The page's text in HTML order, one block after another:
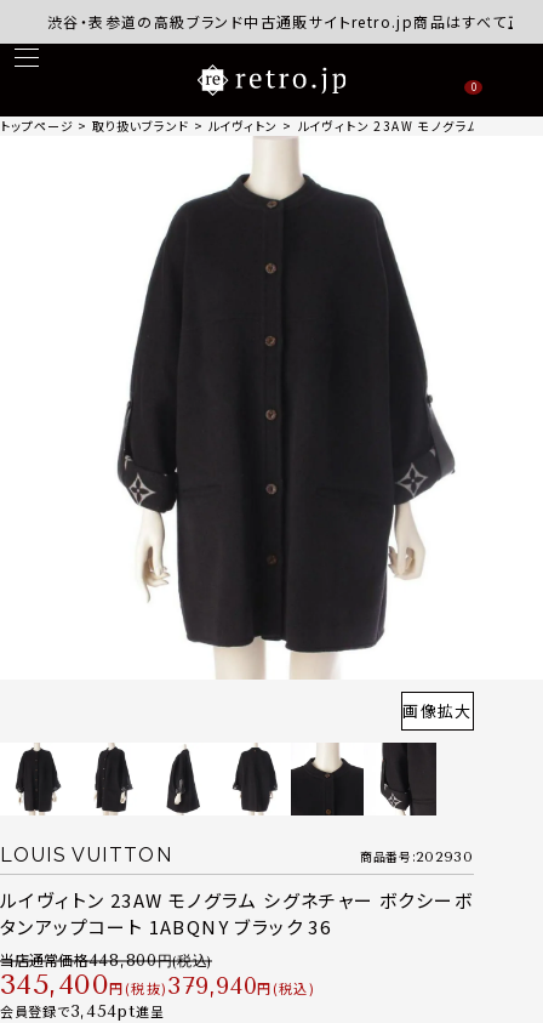
渋谷・表参道の高級ブランド中古通販サイトretro.jp商品はすべて正規品保
0
トップページ 取り扱いブランド ルイヴィトン ルイヴィトン 23AW モノグラム シグネ
画像拡大
LOUIS VUITTON 商品番号 202930
ルイヴィトン 23AW モノグラム シグネチャー ボクシーボ
タンアップコート 1ABQNY ブラック 36
当店通常価格448,800
345,400 税抜 379,940
税込
会員登録で3,454 進呈